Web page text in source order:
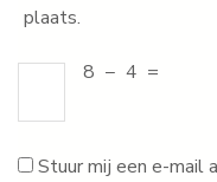
plaats.
8 − 4 =
Stuur mij een e-mail